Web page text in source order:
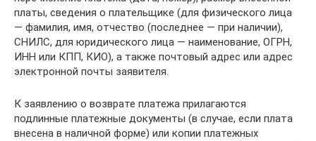
платы, сведения о плательщике (для физического лица
— фамилия, имя, отчество (последнее — при наличии),
СНИЛС, для юридического лица — наименование, ОГРН,
ИНН или КПП, КИО), а также почтовый адрес или адрес
электронной почты заявителя.
К заявлению о возврате платежа прилагаются
подлинные платежные документы (в случае, если плата
внесена в наличной форме) или копии платежных